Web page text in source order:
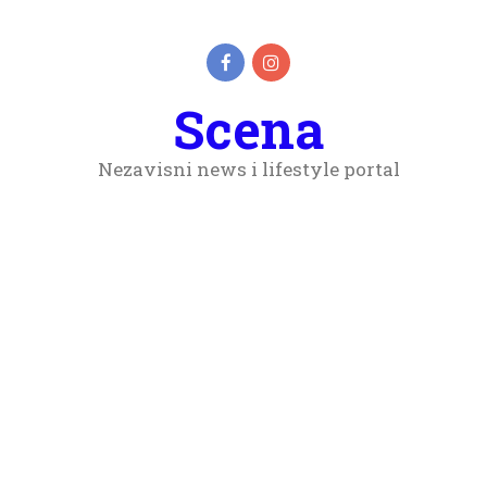
Scena
Nezavisni news i lifestyle portal